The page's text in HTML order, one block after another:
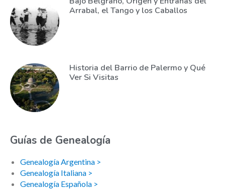
Arrabal, el Tango y los Caballos
Historia del Barrio de Palermo y Qué
Ver Si Visitas
Guías de Genealogía
Genealogía Argentina >
Genealogía Italiana >
Genealogía Española >